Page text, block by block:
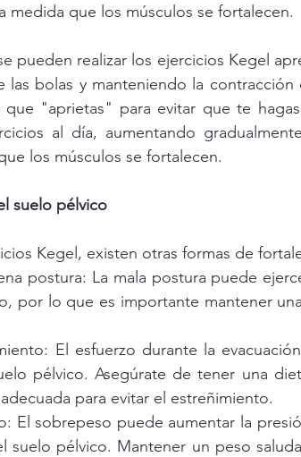
medida que los músculos se fortalecen.
pueden realizar los ejercicios Kegel
las bolas y manteniendo la
que "aprietas" para evitar que te
al día, aumentando
los músculos se fortalecen.
suelo pélvico
Kegel, existen otras formas de
postura: La mala postura puede
por lo que es importante mantener
El esfuerzo durante la
pélvico. Asegúrate de tener una
para evitar el estreñimiento.
El sobrepeso puede aumentar la
suelo pélvico. Mantener un peso